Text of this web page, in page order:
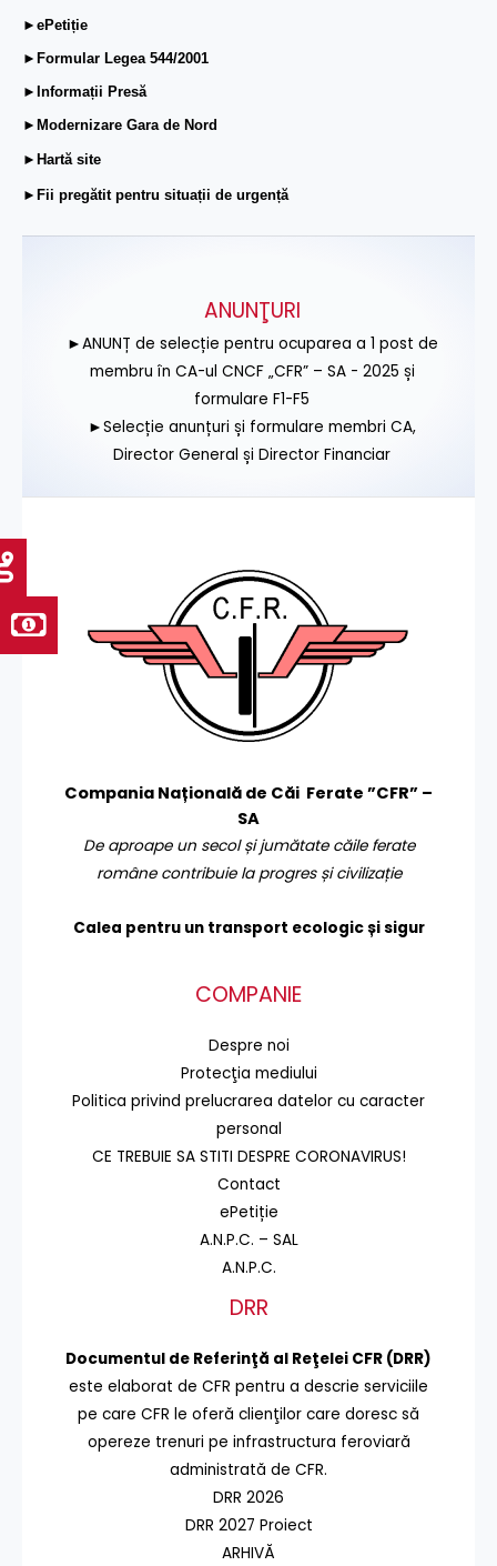
►ePetiție
►Formular Legea 544/2001
►Informații Presă
►Modernizare Gara de Nord
►Hartă site
►Fii pregătit pentru situații de urgență
ANUNŢURI
►ANUNȚ de selecție pentru ocuparea a 1 post de
membru în CA-ul CNCF „CFR” – SA - 2025 și
formulare F1-F5
►Selecție anunțuri și formulare membri CA,
Director General și Director Financiar
Compania Națională de Căi Ferate ”CFR” –
SA
De aproape un secol și jumătate căile ferate
române contribuie la progres și civilizație
Calea pentru un transport ecologic și sigur
COMPANIE
Despre noi
Protecţia mediului
Politica privind prelucrarea datelor cu caracter
personal
CE TREBUIE SA STITI DESPRE CORONAVIRUS!
Contact
ePetiție
A.N.P.C. – SAL
A.N.P.C.
DRR
Documentul de Referinţă al Reţelei CFR (DRR)
este elaborat de CFR pentru a descrie serviciile
pe care CFR le oferă clienţilor care doresc să
opereze trenuri pe infrastructura feroviară
administrată de CFR.
DRR 2026
DRR 2027 Proiect
ARHIVĂ